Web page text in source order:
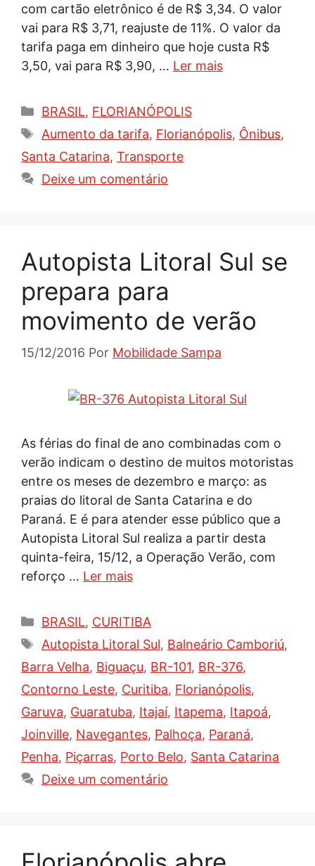
com cartão eletrônico é de R$ 3,34. O valor
vai para R$ 3,71, reajuste de 11%. O valor da
tarifa paga em dinheiro que hoje custa R$
3,50, vai para R$ 3,90, … Ler mais
Categorias
BRASIL, FLORIANÓPOLIS
Tags
Aumento da tarifa, Florianópolis, Ônibus,
Santa Catarina, Transporte
Deixe um comentário
Autopista Litoral Sul se
prepara para
movimento de verão
15/12/2016 Por Mobilidade Sampa
As férias do final de ano combinadas com o
verão indicam o destino de muitos motoristas
entre os meses de dezembro e março: as
praias do litoral de Santa Catarina e do
Paraná. E é para atender esse público que a
Autopista Litoral Sul realiza a partir desta
quinta-feira, 15/12, a Operação Verão, com
reforço … Ler mais
Categorias
BRASIL, CURITIBA
Tags
Autopista Litoral Sul, Balneário Camboriú,
Barra Velha, Biguaçu, BR-101, BR-376,
Contorno Leste, Curitiba, Florianópolis,
Garuva, Guaratuba, Itajaí, Itapema, Itapoá,
Joinville, Navegantes, Palhoça, Paraná,
Penha, Piçarras, Porto Belo, Santa Catarina
Deixe um comentário